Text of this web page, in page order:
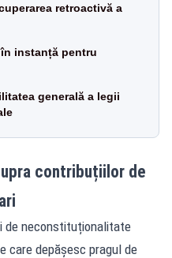
retroactivă a
instanță pentru
generală a legii
contribuțiilor de
de neconstituționalitate
care depășesc pragul de